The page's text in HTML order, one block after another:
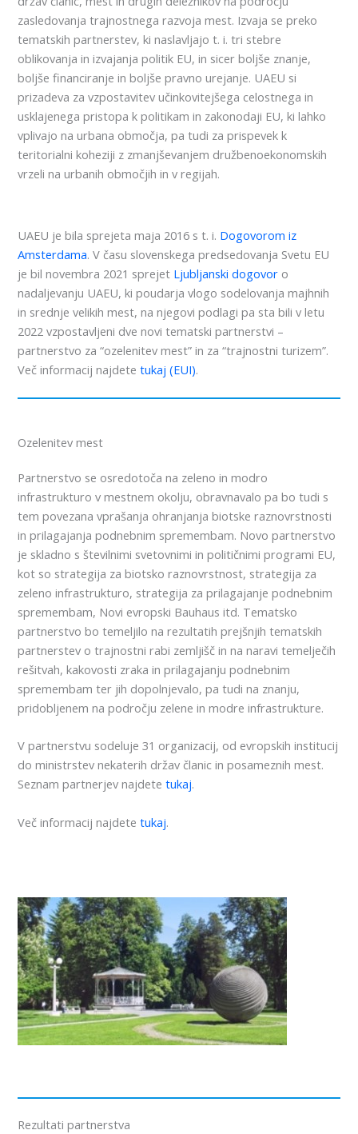
zasledovanja trajnostnega razvoja mest. Izvaja se preko
tematskih partnerstev, ki naslavljajo t. i. tri stebre
oblikovanja in izvajanja politik EU, in sicer boljše znanje,
boljše financiranje in boljše pravno urejanje. UAEU si
prizadeva za vzpostavitev učinkovitejšega celostnega in
usklajenega pristopa k politikam in zakonodaji EU, ki lahko
vplivajo na urbana območja, pa tudi za prispevek k
teritorialni koheziji z zmanjševanjem družbenoekonomskih
vrzeli na urbanih območjih in v regijah.
UAEU je bila sprejeta maja 2016 s t. i. Dogovorom iz
Amsterdama. V času slovenskega predsedovanja Svetu EU
je bil novembra 2021 sprejet Ljubljanski dogovor o
nadaljevanju UAEU, ki poudarja vlogo sodelovanja majhnih
in srednje velikih mest, na njegovi podlagi pa sta bili v letu
2022 vzpostavljeni dve novi tematski partnerstvi –
partnerstvo za “ozelenitev mest” in za “trajnostni turizem”.
Več informacij najdetetukaj (EUI).
Ozelenitev mest
Partnerstvo se osredotoča na zeleno in modro
infrastrukturo v mestnem okolju, obravnavalo pa bo tudi s
tem povezana vprašanja ohranjanja biotske raznovrstnosti
in prilagajanja podnebnim spremembam. Novo partnerstvo
je skladno s številnimi svetovnimi in političnimi programi EU,
kot so strategija za biotsko raznovrstnost, strategija za
zeleno infrastrukturo, strategija za prilagajanje podnebnim
spremembam, Novi evropski Bauhaus itd. Tematsko
partnerstvo bo temeljilo na rezultatih prejšnjih tematskih
partnerstev o trajnostni rabi zemljišč in na naravi temelječih
rešitvah, kakovosti zraka in prilagajanju podnebnim
spremembam ter jih dopolnjevalo, pa tudi na znanju,
pridobljenem na področju zelene in modre infrastrukture.
V partnerstvu sodeluje 31 organizacij, od evropskih institucij
do ministrstev nekaterih držav članic in posameznih mest.
Seznam partnerjev najdetetukaj.
Več informacij najdetetukaj.
Rezultati partnerstva